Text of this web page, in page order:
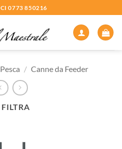
0773 850216
/ Canne da Feeder
FILTRA